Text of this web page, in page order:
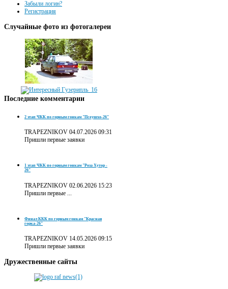
Забыли логин?
Регистрация
Случайные фото из фотогалереи
Последние комментарии
2 этап ЧКК по горным гонкам "Псеушхо-26"
TRAPEZNIKOV 04.07.2026 09:31
Пришли первые заявки
1 этап ЧКК по горным гонкам "Роза Хутор -
26"
TRAPEZNIKOV 02.06.2026 15:23
Пришли первые ...
Финал ККК по горным гонкам "Красная
горка-26"
TRAPEZNIKOV 14.05.2026 09:15
Пришли первые заявки
Дружественные сайты